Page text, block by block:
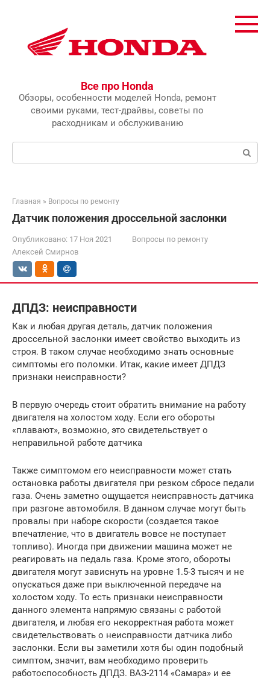
Все про Honda
Обзоры, особенности моделей Honda, ремонт
своими руками, тест-драйвы, советы по
расходникам и обслуживанию
Главная » Вопросы по ремонту
Датчик положения дроссельной заслонки
Опубликовано: 17 Ноя 2021
Вопросы по ремонту
Алексей Смирнов
ДПДЗ: неисправности
Как и любая другая деталь, датчик положения
дроссельной заслонки имеет свойство выходить из
строя. В таком случае необходимо знать основные
симптомы его поломки. Итак, какие имеет ДПДЗ
признаки неисправности?
В первую очередь стоит обратить внимание на работу
двигателя на холостом ходу. Если его обороты
«плавают», возможно, это свидетельствует о
неправильной работе датчика
Также симптомом его неисправности может стать
остановка работы двигателя при резком сбросе педали
газа. Очень заметно ощущается неисправность датчика
при разгоне автомобиля. В данном случае могут быть
провалы при наборе скорости (создается такое
впечатление, что в двигатель вовсе не поступает
топливо). Иногда при движении машина может не
реагировать на педаль газа. Кроме этого, обороты
двигателя могут зависнуть на уровне 1.5-3 тысяч и не
опускаться даже при выключенной передаче на
холостом ходу. То есть признаки неисправности
данного элемента напрямую связаны с работой
двигателя, и любая его некорректная работа может
свидетельствовать о неисправности датчика либо
заслонки. Если вы заметили хотя бы один подобный
симптом, значит, вам необходимо проверить
работоспособность ДПДЗ. ВАЗ-2114 «Самара» и ее